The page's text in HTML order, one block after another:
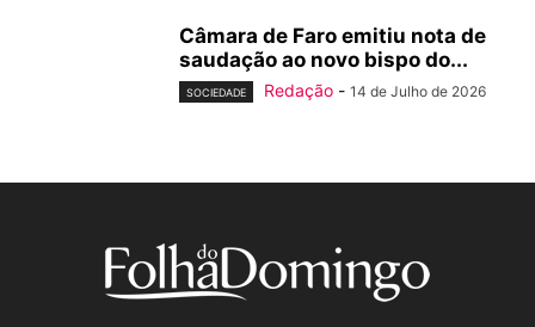
Câmara de Faro emitiu nota de
saudação ao novo bispo do...
SOCIEDADE Redação - 14 de Julho de 2026